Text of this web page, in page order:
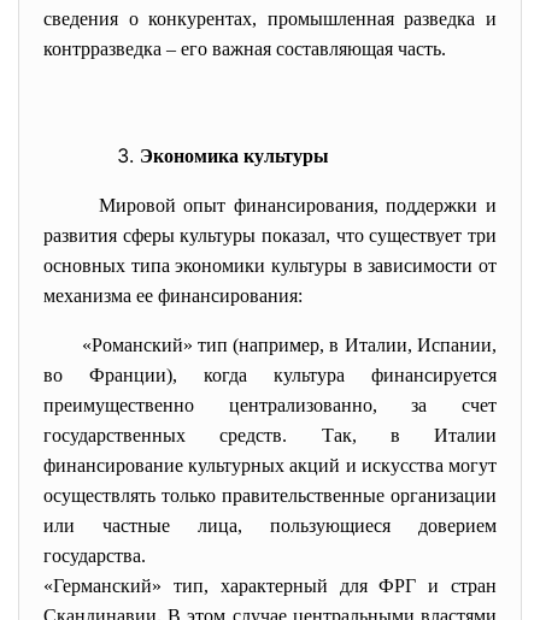
сведения о конкурентах, промышленная разведка и
контрразведка – его важная составляющая часть.
Экономика культуры
Мировой опыт финансирования, поддержки и
развития сферы культуры показал, что существует три
основных типа экономики культуры в зависимости от
механизма ее финансирования:
«Романский» тип (например, в Италии, Испании,
во Франции), когда культура финансируется
преимущественно централизованно, за счет
государственных средств. Так, в Италии
финансирование культурных акций и искусства могут
осуществлять только правительственные организации
или частные лица, пользующиеся доверием
государства.
«Германский» тип, характерный для ФРГ и стран
Скандинавии. В этом случае центральными властями